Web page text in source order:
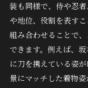
装も同様で、侍や忍
や地位、役割を表す
組み合わせることで
できます。例えば、
に刀を携えている姿
景にマッチした着物